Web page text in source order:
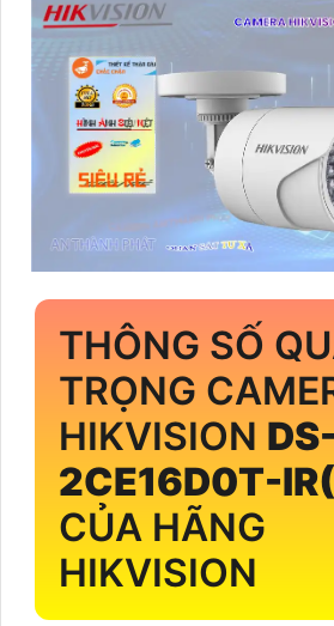
THÔNG SỐ
TRỌNG
HIKVISION DS-
2CE16D0T-
CỦA HÃNG
HIKVISION